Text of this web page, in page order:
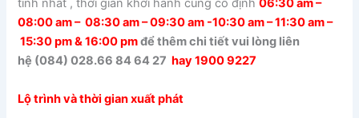
tính nhất , thời gian khởi hành cũng cố định06:30 am –
08:00 am – 08:30 am – 09:30 am -10:30 am – 11:30 am –
15:30 pm & 16:00 pmđể thêm chi tiết vui lòng liên
hệ (084) 028.66 84 64 27 hay 1900 9227
Lộ trình và thời gian xuất phát